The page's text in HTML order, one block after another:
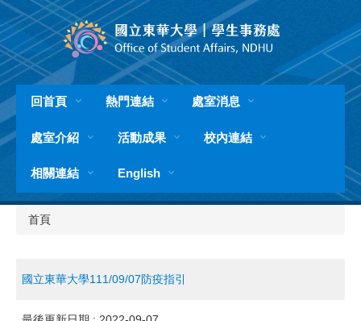
跳
到
主
要
內
容
區
回首頁 熱門連結 處室消息
處室介紹 活動成果 校內連結
相關連結 English
首頁
國立東華大學111/09/07防疫指引